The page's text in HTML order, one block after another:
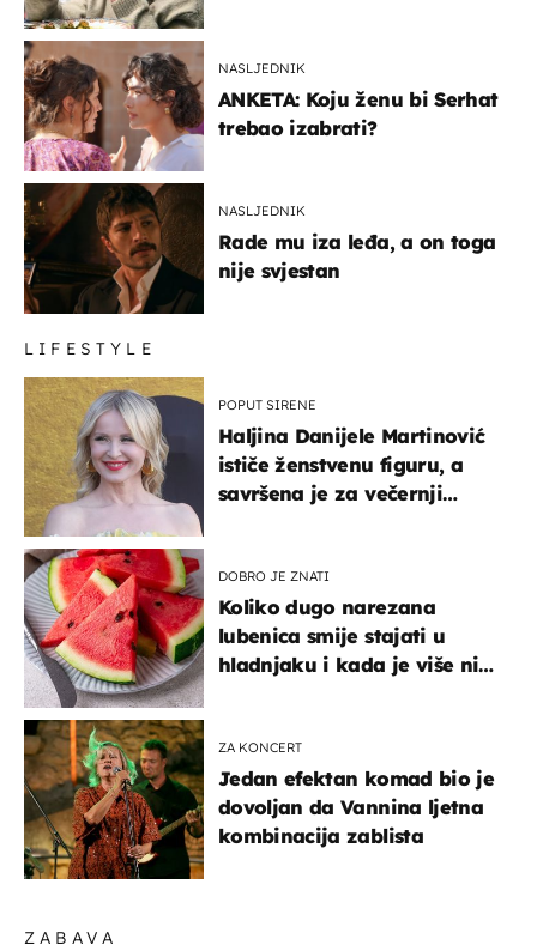
ZABAVA
NASLJEDNIK
ANKETA: Koju ženu bi Serhat
trebao izabrati?
NASLJEDNIK
Rade mu iza leđa, a on toga
nije svjestan
LIFESTYLE
POPUT SIRENE
Haljina Danijele Martinović
ističe ženstvenu figuru, a
savršena je za večernji
DOBRO JE ZNATI
Koliko dugo narezana
lubenica smije stajati u
hladnjaku i kada je više nije
ZA KONCERT
Jedan efektan komad bio je
dovoljan da Vannina ljetna
kombinacija zablista